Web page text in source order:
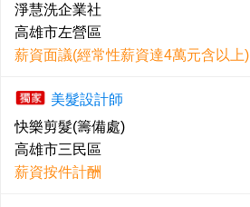
淨慧洗企業社
高雄市左營區
薪資面議(經常性薪資達4萬元含以上)
美髮設計師
快樂剪髮(籌備處)
高雄市三民區
薪資按件計酬